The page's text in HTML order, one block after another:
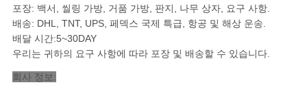
포장: 백서, 씰링 가방, 거품 가방, 판지, 나무 상자, 요구 사항.
배송: DHL, TNT, UPS, 페덱스 국제 특급, 항공 및 해상 운송
배달 시간:5~30DAY
우리는 귀하의 요구 사항에 따라 포장 및 배송할 수 있습니다.
회사 정보: